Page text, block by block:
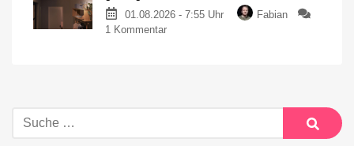
01.08.2026 - 7:55 Uhr
Fabian
1 Kommentar